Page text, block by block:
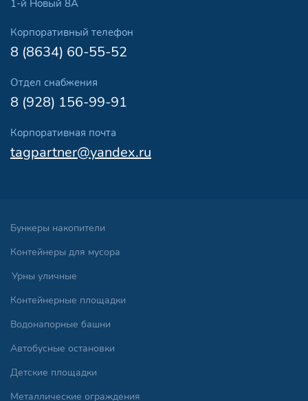
1-й Новый 8А
Корпоративный телефон
8 (8634) 60-55-52
Отдел снабжения
8 (928) 156-99-91
Корпоративная почта
tagpartner@yandex.ru
Бункеры накопители
Контейнеры для мусора
Урны уличные
Контейнерные площадки
Водонапорные башни
Автобусные остановки
Детские площадки
Металлические ограждения